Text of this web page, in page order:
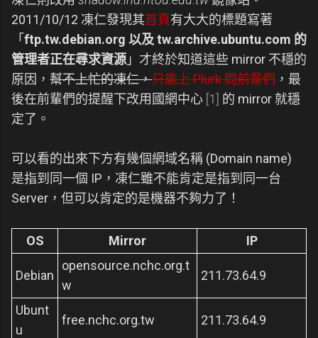
2011/10/12 凍仁發現其首頁有大大的標題寫著
「 ftp.tw.debian.org 以及 tw.archive.ubuntu.com 的
管理者正在尋求資源 」才終於知道這些 mirror 不穩的
原因， 幫不上忙的凍仁，只能上 Plurk 問前輩們 ，最
後在前輩們的提醒下改用國網中心 [1] 的 mirror 就穩
定了。
可以看的出來下方有幾個網域名稱 (Domain name)
是指到同一個 IP，凍仁雖不能肯定是指到同一台
Server，但可以肯定的是機器不夠力了！
OS Mirror IP
Debian
opensource.nchc.org.t
w
211.73.64.9
Ubunt
u
free.nchc.org.tw 211.73.64.9